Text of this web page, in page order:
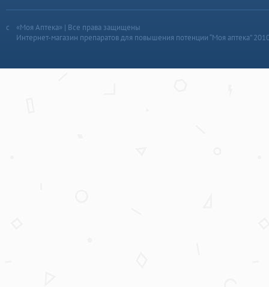
«Моя Аптека» | Все права защищены
Интернет-магазин препаратов для повышения потенции “Моя аптека”